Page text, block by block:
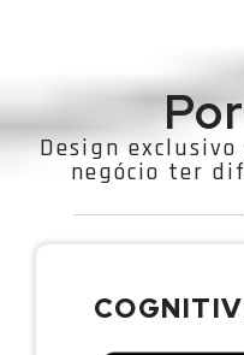
Design
negócio ter